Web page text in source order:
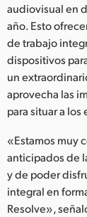
New
Poland
South
audiovisual en
año. Esto
de trabajo
dispositivos
un
aprovecha las
para situar a
«Estamos muy
anticipados de
y de poder
integral en
Resolve»,